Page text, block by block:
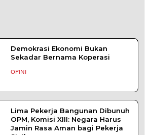
Imipas Evaluasi Program
Magang Taruna Pemasyarakan
DAERAH
REDAKSI KONTAK KAMI
YUK MENULIS